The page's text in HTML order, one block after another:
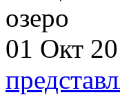
01 Окт